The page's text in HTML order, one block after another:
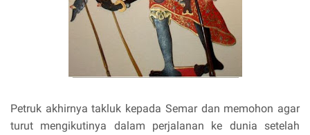
Petruk akhirnya takluk kepada Semar dan memohon agar
turut mengikutinya dalam perjalanan ke dunia setelah